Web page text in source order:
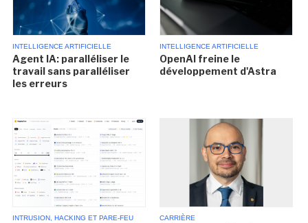
INTELLIGENCE ARTIFICIELLE
Agent IA: paralléliser le
travail sans paralléliser
les erreurs
INTELLIGENCE ARTIFICIELLE
OpenAI freine le
développement d'Astra
INTRUSION, HACKING ET PARE-FEU CARRIÈRE